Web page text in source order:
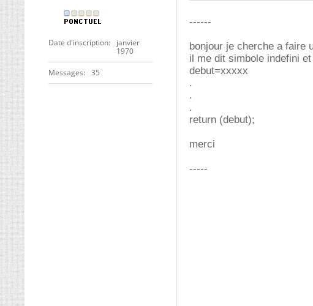
Date d'inscription
janvier
1970
Messages 35
------
bonjour je cherche a faire
il me dit simbole indefini
debut=xxxxx
.
.
.
return (debut);
merci
-----